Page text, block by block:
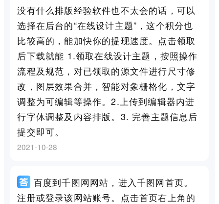
没有什么排版经验软件也不太会的话，可以
选择在后台的“在线设计主题”，这个积分也
比较高的，能加快你的提现速度。点击领取
后下载就能 1.领取在线设计主题，按照操作
流程及规范，对已领取的源文件进行尺寸修
改，图层效果合并，智能对象栅格化，文字
调整为可编辑等操作。2.上传到编辑器内进
行字体调整及内容排版。3. 完善主题信息后
提交即可。
2021-10-28
百度到千图网网站，进入千图网首页。
注册或登录该网站账号。点击首页右上角的